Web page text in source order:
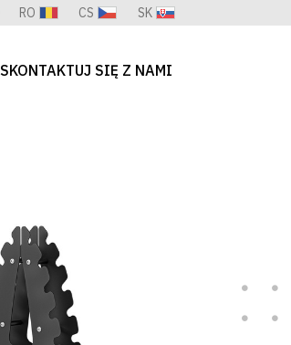
SK
CS
RO
SKONTAKTUJ SIĘ Z NAMI